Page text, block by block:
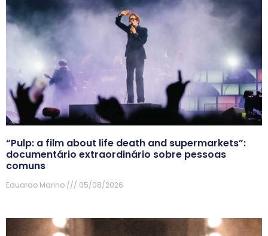
“Pulp: a film about life death and supermarkets”:
documentário extraordinário sobre pessoas
comuns
Eduardo Marino 05/08/2026